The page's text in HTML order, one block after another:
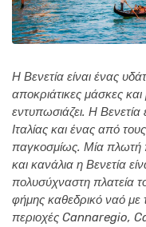
Η Βενετία είναι ένας
αποκριάτικες μάσκες
εντυπωσιάζει. Η Βενετία
Ιταλίας και ένας από
παγκοσμίως. Μία πλωτή
και κανάλια η Βενετία
πολυσύχναστη πλατεία
φήμης καθεδρικό ναό με
περιοχές Cannaregio,